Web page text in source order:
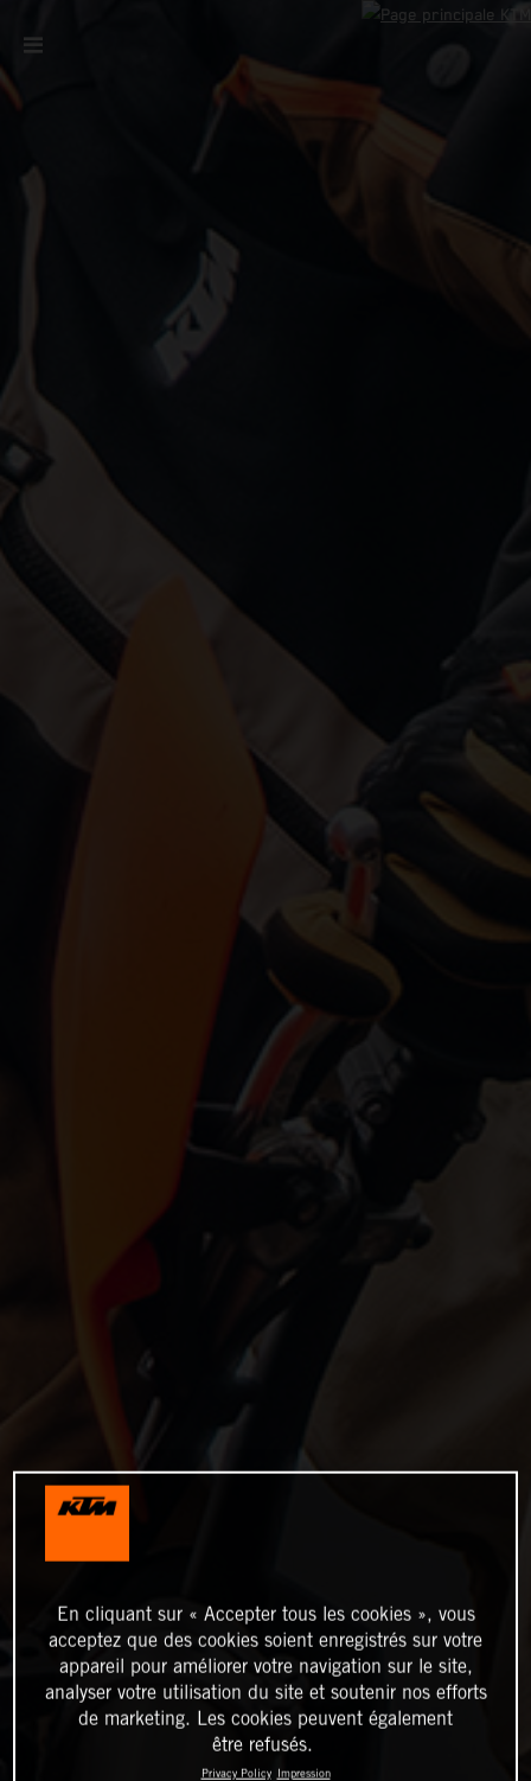
En cliquant sur « Accepter tous les cookies », vous
acceptez que des cookies soient enregistrés sur votre
appareil pour améliorer votre navigation sur le site,
analyser votre utilisation du site et soutenir nos efforts
de marketing. Les cookies peuvent également
être refusés.
Privacy Policy Impression